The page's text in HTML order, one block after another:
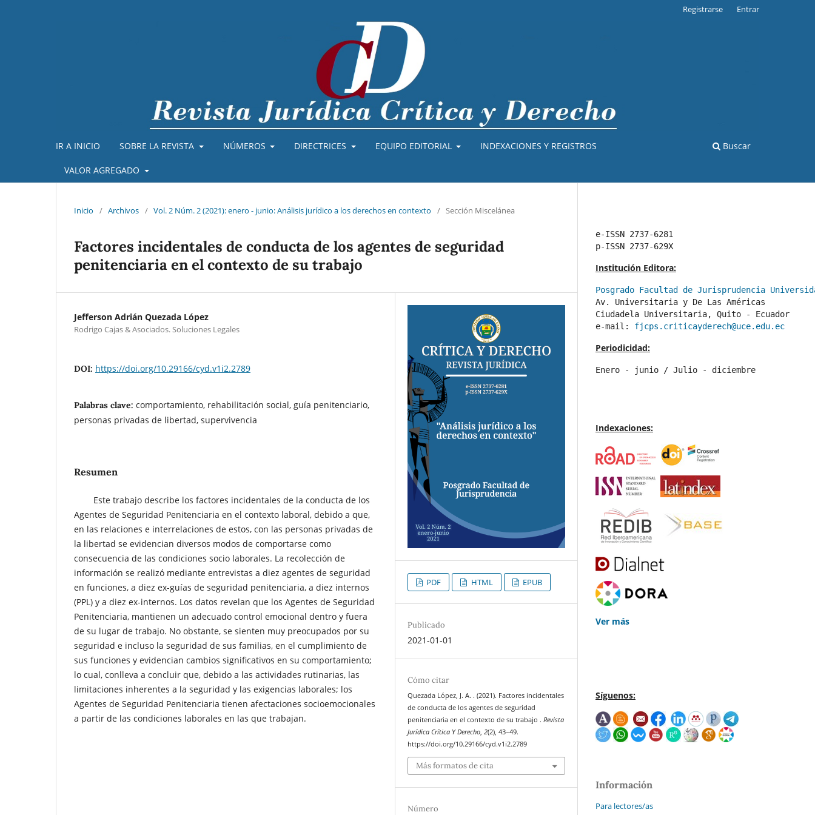
IR A INICIO SOBRE LA REVISTA NÚMEROS DIRECTRICES EQUIPO EDITORIAL INDEXACIONES Y REGISTROS
VALOR AGREGADO
Buscar
Registrarse Entrar
Inicio / Archivos / Vol. 2 Núm. 2 (2021): enero - junio: Análisis jurídico a los derechos en contexto / Sección Miscelánea
Factores incidentales de conducta de los agentes de seguridad
penitenciaria en el contexto de su trabajo
Jefferson Adrián Quezada López
Rodrigo Cajas & Asociados. Soluciones Legales
DOI: https://doi.org/10.29166/cyd.v1i2.2789
Palabras clave: comportamiento, rehabilitación social, guía penitenciario,
personas privadas de libertad, supervivencia
Resumen
Este trabajo describe los factores incidentales de la conducta de los
Agentes de Seguridad Penitenciaria en el contexto laboral, debido a que,
en las relaciones e interrelaciones de estos, con las personas privadas de
la libertad se evidencian diversos modos de comportarse como
consecuencia de las condiciones socio laborales. La recolección de
información se realizó mediante entrevistas a diez agentes de seguridad
en funciones, a diez ex-guías de seguridad penitenciaria, a diez internos
(PPL) y a diez ex-internos. Los datos revelan que los Agentes de Seguridad
Penitenciaria, mantienen un adecuado control emocional dentro y fuera
de su lugar de trabajo. No obstante, se sienten muy preocupados por su
seguridad e incluso la seguridad de sus familias, en el cumplimiento de
sus funciones y evidencian cambios significativos en su comportamiento;
lo cual, conlleva a concluir que, debido a las actividades rutinarias, las
limitaciones inherentes a la seguridad y las exigencias laborales; los
Agentes de Seguridad Penitenciaria tienen afectaciones socioemocionales
a partir de las condiciones laborales en las que trabajan.
PDF HTML EPUB
Publicado
2021-01-01
Cómo citar
Quezada López, J. A. . (2021). Factores incidentales
de conducta de los agentes de seguridad
penitenciaria en el contexto de su trabajo .Revista
Jurídica Crítica Y Derecho,2(2), 43–49.
https://doi.org/10.29166/cyd.v1i2.2789
Más formatos de cita
Número
e-ISSN 2737-6281
p-ISSN 2737-629X
Institución Editora:
Posgrado Facultad de Jurisprudencia
Av. Universitaria y De Las Américas
Ciudadela Universitaria, Quito - Ecuador
e-mail: fjcps.criticayderech@uce.edu.ec
Periodicidad:
Enero - junio / Julio - diciembre
Indexaciones:
Ver más
Síguenos:
Información
Para lectores/as